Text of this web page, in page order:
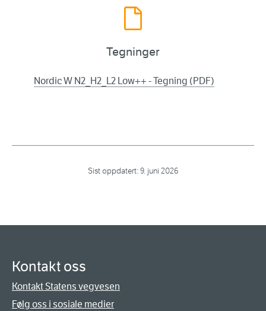
Tegninger
Nordic W N2_H2_L2 Low++ - Tegning (PDF)
Sist oppdatert:9. juni 2026
Kontakt oss
Kontakt Statens vegvesen
Følg oss i sosiale medier